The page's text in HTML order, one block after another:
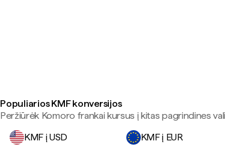
Populiarios KMF konversijos
Peržiūrėk Komoro frankai kursus į kitas pagrindines
KMF į USD
KMF į EUR